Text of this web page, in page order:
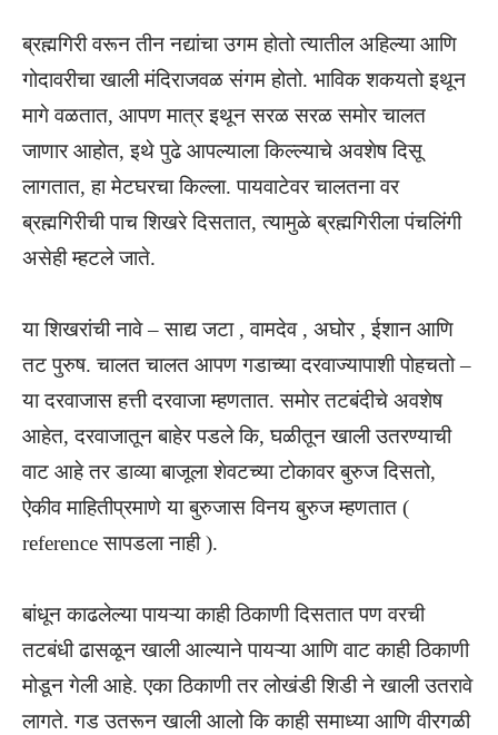
ब्रह्मगिरी वरून तीन नद्यांचा उगम होतो त्यातील अहिल्या आणि
गोदावरीचा खाली मंदिराजवळ संगम होतो. भाविक शकयतो इथून
मागे वळतात, आपण मात्र इथून सरळ सरळ समोर चालत
जाणार आहोत, इथे पुढे आपल्याला किल्ल्याचे अवशेष दिसू
लागतात, हा मेटघरचा किल्ला. पायवाटेवर चालतना वर
ब्रह्मगिरीची पाच शिखरे दिसतात, त्यामुळे ब्रह्मगिरीला पंचलिंगी
असेही म्हटले जाते.
या शिखरांची नावे – साद्य जटा , वामदेव , अघोर , ईशान आणि
तट पुरुष. चालत चालत आपण गडाच्या दरवाज्यापाशी पोहचतो –
या दरवाजास हत्ती दरवाजा म्हणतात. समोर तटबंदीचे अवशेष
आहेत, दरवाजातून बाहेर पडले कि, घळीतून खाली उतरण्याची
वाट आहे तर डाव्या बाजूला शेवटच्या टोकावर बुरुज दिसतो,
ऐकीव माहितीप्रमाणे या बुरुजास विनय बुरुज म्हणतात (
reference सापडला नाही ).
बांधून काढलेल्या पायऱ्या काही ठिकाणी दिसतात पण वरची
तटबंधी ढासळून खाली आल्याने पायऱ्या आणि वाट काही ठिकाणी
मोडून गेली आहे. एका ठिकाणी तर लोखंडी शिडी ने खाली उतरावे
लागते. गड उतरून खाली आलो कि काही समाध्या आणि वीरगळी